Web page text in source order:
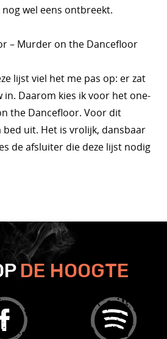
wel eens ontbreekt.
– Murder on the Dancefloor
lijst viel het me pas op: er zat
in. Daarom kies ik voor het one-
the Dancefloor. Voor dit
uit. Het is vrolijk, dansbaar
de afsluiter die deze lijst nodig
DE HOOGTE